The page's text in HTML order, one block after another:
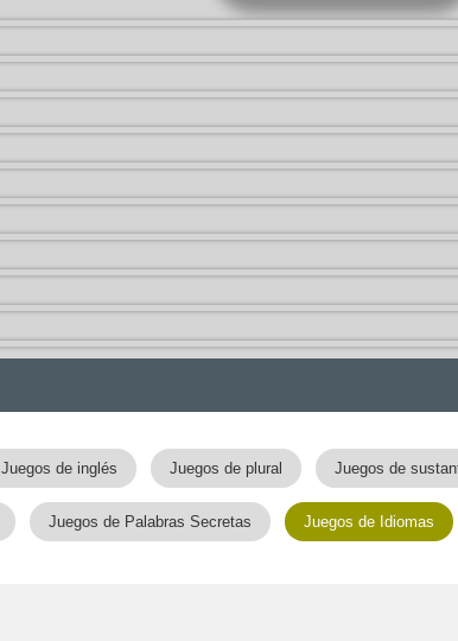
Juegos de inglés Juegos de plural Juegos de
Juegos de Palabras Secretas Juegos de Idiomas